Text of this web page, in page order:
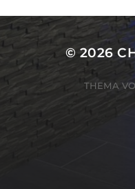
© 2026
THEMA